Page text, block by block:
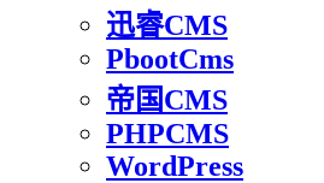
迅睿CMS
PbootCms
帝国CMS
PHPCMS
WordPress